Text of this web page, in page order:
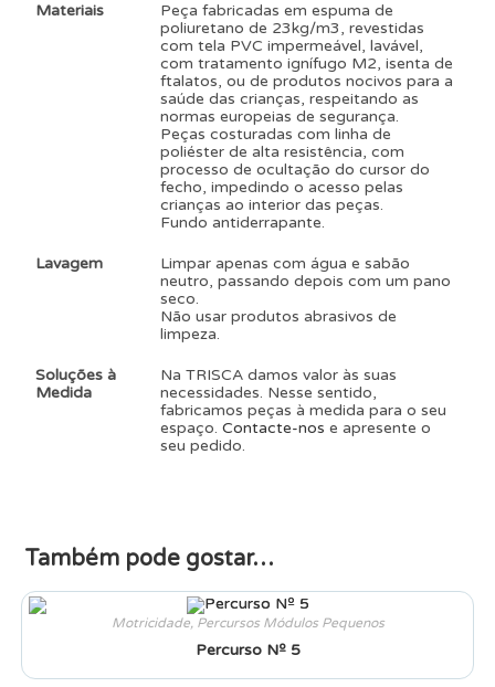
Materiais
Peça fabricadas em espuma de
poliuretano de 23kg/m3, revestidas
com tela PVC impermeável, lavável,
com tratamento ignífugo M2, isenta de
ftalatos, ou de produtos nocivos para a
saúde das crianças, respeitando as
normas europeias de segurança.
Peças costuradas com linha de
poliéster de alta resistência, com
processo de ocultação do cursor do
fecho, impedindo o acesso pelas
crianças ao interior das peças.
Fundo antiderrapante.
Lavagem
Limpar apenas com água e sabão
neutro, passando depois com um pano
seco.
Não usar produtos abrasivos de
limpeza.
Soluções à
Medida
Na TRISCA damos valor às suas
necessidades. Nesse sentido,
fabricamos peças à medida para o seu
espaço.Contacte-nos e apresente o
seu pedido.
Também pode gostar…
Motricidade, Percursos Módulos Pequenos
Percurso Nº 5